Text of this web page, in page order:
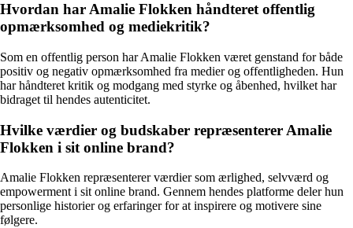
Hvordan har Amalie Flokken håndteret offentlig
opmærksomhed og mediekritik?
Som en offentlig person har Amalie Flokken været genstand for både
positiv og negativ opmærksomhed fra medier og offentligheden. Hun
har håndteret kritik og modgang med styrke og åbenhed, hvilket har
bidraget til hendes autenticitet.
Hvilke værdier og budskaber repræsenterer Amalie
Flokken i sit online brand?
Amalie Flokken repræsenterer værdier som ærlighed, selvværd og
empowerment i sit online brand. Gennem hendes platforme deler hun
personlige historier og erfaringer for at inspirere og motivere sine
følgere.